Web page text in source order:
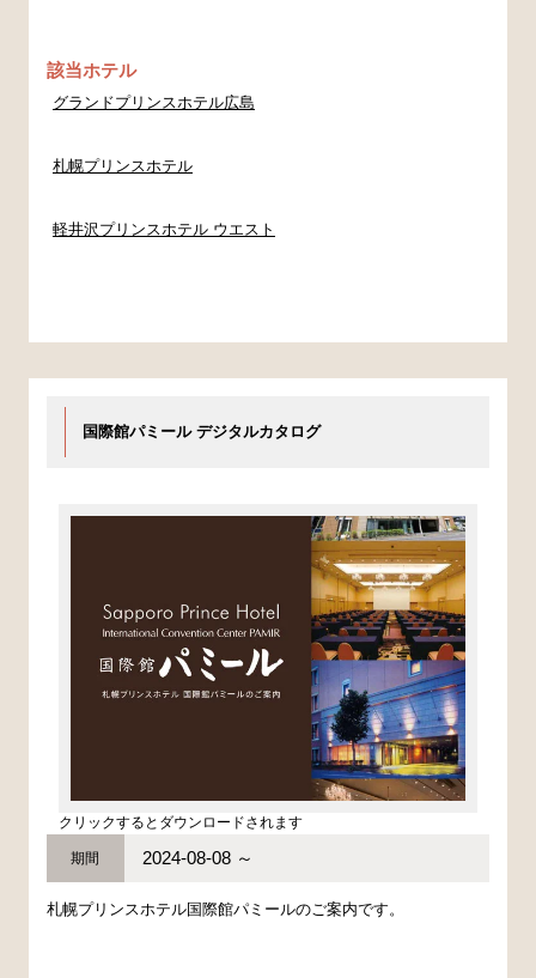
該当ホテル
グランドプリンスホテル広島
札幌プリンスホテル
軽井沢プリンスホテル ウエスト
国際館パミール デジタルカタログ
クリックするとダウンロードされます
期間 2024-08-08 ～
札幌プリンスホテル国際館パミールのご案内です。